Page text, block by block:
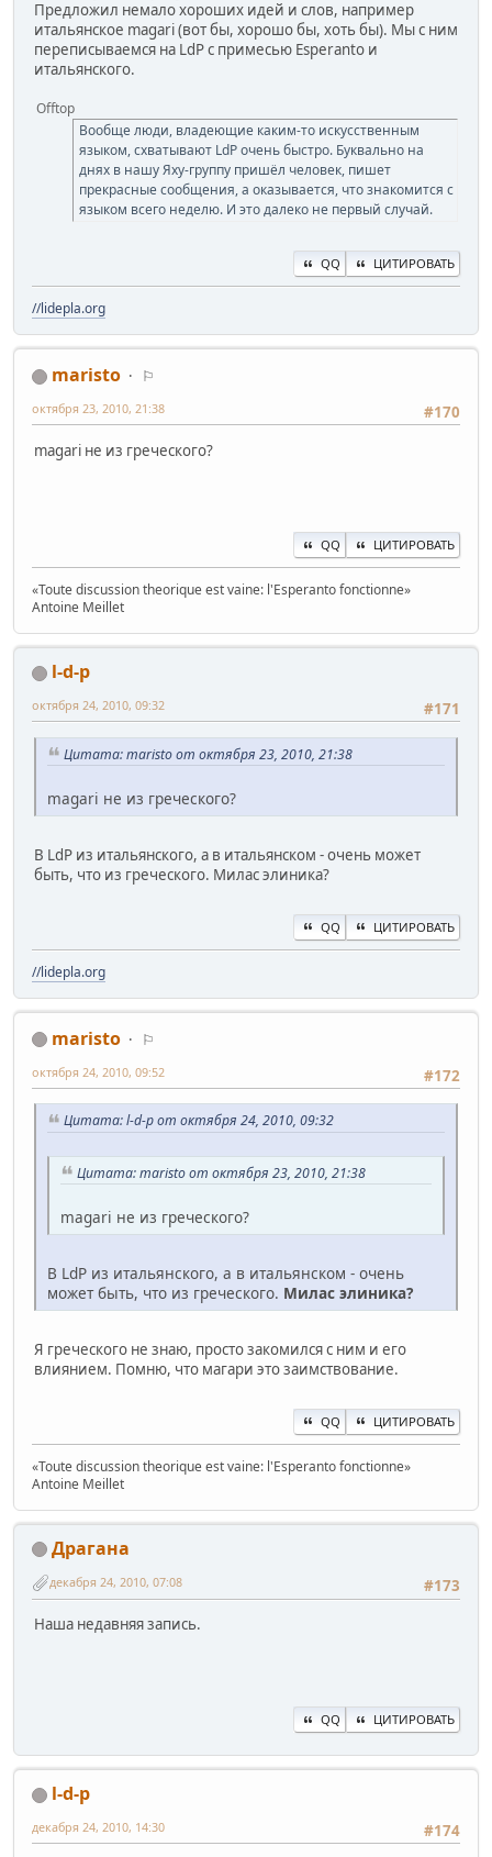
Предложил немало хороших идей и слов, например
итальянское magari (вот бы, хорошо бы, хоть бы). Мы с ним
переписываемся на LdP с примесью Esperanto и
итальянского.
Offtop
Вообще люди, владеющие каким-то искусственным
языком, схватывают LdP очень быстро. Буквально на
днях в нашу Яху-группу пришёл человек, пишет
прекрасные сообщения, а оказывается, что знакомится с
языком всего неделю. И это далеко не первый случай.
QQ ЦИТИРОВАТЬ
//lidepla.org
maristo
⚐
#170
октября 23, 2010, 21:38
magari не из греческого?
QQ ЦИТИРОВАТЬ
«Toute discussion theorique est vaine: l'Esperanto fonctionne»
Antoine Mеillet
l-d-p
#171
октября 24, 2010, 09:32
Цитата: maristo от октября 23, 2010, 21:38
magari не из греческого?
В LdP из итальянского, а в итальянском - очень может
быть, что из греческого. Милас элиника?
QQ ЦИТИРОВАТЬ
//lidepla.org
maristo
⚐
#172
октября 24, 2010, 09:52
Цитата: l-d-p от октября 24, 2010, 09:32
Цитата: maristo от октября 23, 2010, 21:38
magari не из греческого?
В LdP из итальянского, а в итальянском - очень
может быть, что из греческого. Милас элиника?
Я греческого не знаю, просто закомился с ним и его
влиянием. Помню, что магари это заимствование.
QQ ЦИТИРОВАТЬ
«Toute discussion theorique est vaine: l'Esperanto fonctionne»
Antoine Mеillet
Драгана
#173
декабря 24, 2010, 07:08
Наша недавняя запись.
QQ ЦИТИРОВАТЬ
l-d-p
#174
декабря 24, 2010, 14:30